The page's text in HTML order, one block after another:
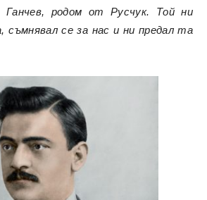
Ганчев, родом от Русчук. Той ни
съмнявал се за нас и ни предал та